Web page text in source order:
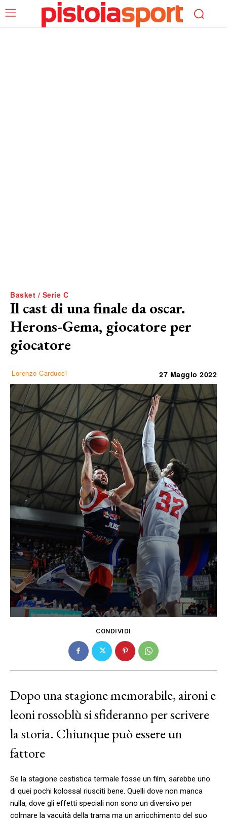
Basket / Serie C
Il cast di una finale da oscar.
Herons-Gema, giocatore per
giocatore
Lorenzo Carducci 27 Maggio 2022
CONDIVIDI
Dopo una stagione memorabile, aironi e
leoni rossoblù si sfideranno per scrivere
la storia. Chiunque può essere un
fattore
Se la stagione cestistica termale fosse un film, sarebbe uno
di quei pochi kolossal riusciti bene. Quelli dove non manca
nulla, dove gli effetti speciali non sono un diversivo per
colmare la vacuità della trama ma un arricchimento del suo